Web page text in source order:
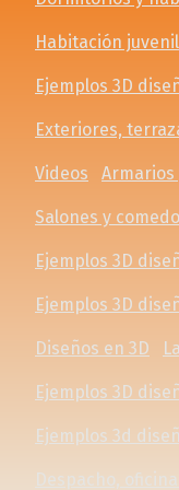
Habitación juvenil
Ejemplos 3D
Exteriores,
Videos
Salones y
Ejemplos 3D
Ejemplos 3D
Diseños en 3D
Ejemplos 3D
Ejemplos 3d
Despacho,